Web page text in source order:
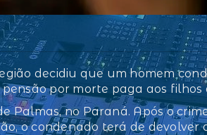
decidiu que um homem
por morte paga aos filhos
Palmas, no Paraná. Após o
o condenado terá de